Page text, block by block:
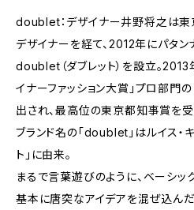
doublet：デザイナー井野将之は東
デザイナーを経て、2012年にパタ
doublet（ダブレット）を設立。
イナーファッション大賞」プロ部門
出され、最高位の東京都知事賞を受
ブランド名の「doublet」はルイス・
ト」に由来。
まるで言葉遊びのように、ベーシッ
基本に唐突なアイデアを混ぜ込ん